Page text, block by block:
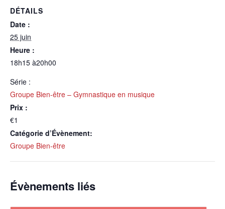
DÉTAILS
Date :
25 juin
Heure :
18h15 à20h00
Série :
Groupe Bien-être – Gymnastique en musique
Prix :
€1
Catégorie d’Évènement:
Groupe Bien-être
Évènements liés